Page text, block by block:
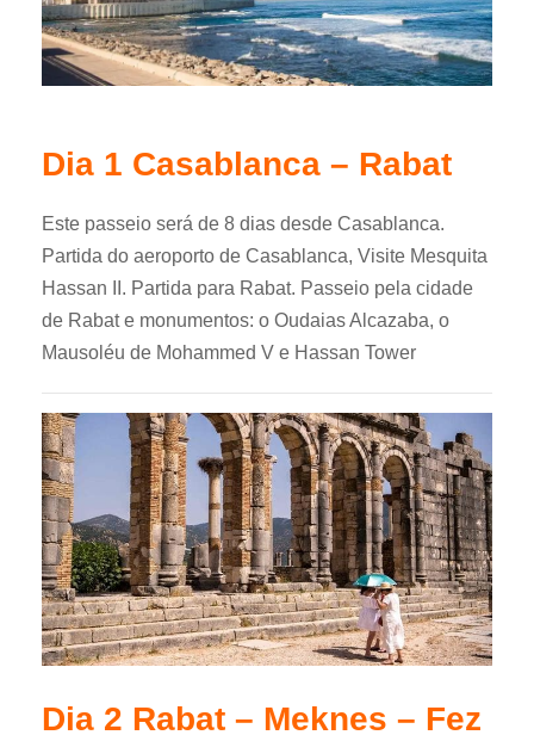
Dia 1 Casablanca – Rabat
Este passeio será de 8 dias desde Casablanca.
Partida do aeroporto de Casablanca, Visite Mesquita
Hassan II. Partida para Rabat. Passeio pela cidade
de Rabat e monumentos: o Oudaias Alcazaba, o
Mausoléu de Mohammed V e Hassan Tower
Dia 2 Rabat – Meknes – Fez